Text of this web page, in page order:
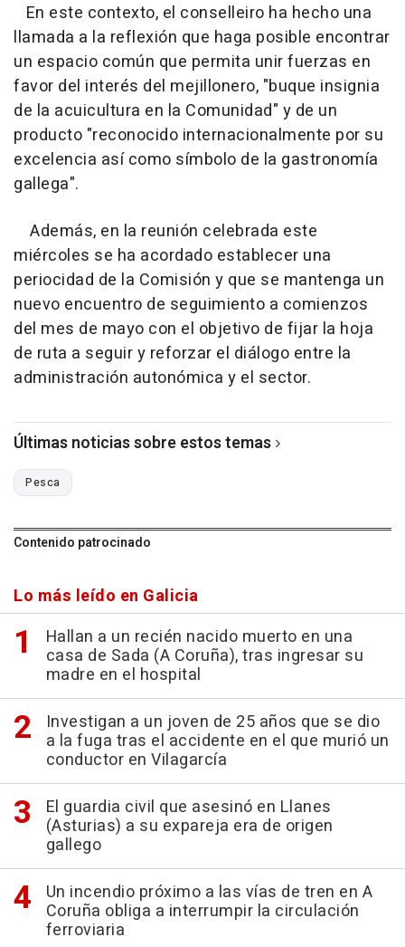
En este contexto, el conselleiro ha hecho una
llamada a la reflexión que haga posible encontrar
un espacio común que permita unir fuerzas en
favor del interés del mejillonero, "buque insignia
de la acuicultura en la Comunidad" y de un
producto "reconocido internacionalmente por su
excelencia así como símbolo de la gastronomía
gallega".
Además, en la reunión celebrada este
miércoles se ha acordado establecer una
periocidad de la Comisión y que se mantenga un
nuevo encuentro de seguimiento a comienzos
del mes de mayo con el objetivo de fijar la hoja
de ruta a seguir y reforzar el diálogo entre la
administración autonómica y el sector.
Últimas noticias sobre estos temas
Pesca
Contenido patrocinado
Lo más leído en Galicia
Hallan a un recién nacido muerto en una
casa de Sada (A Coruña), tras ingresar su
madre en el hospital
Investigan a un joven de 25 años que se dio
a la fuga tras el accidente en el que murió un
conductor en Vilagarcía
El guardia civil que asesinó en Llanes
(Asturias) a su expareja era de origen
gallego
Un incendio próximo a las vías de tren en A
Coruña obliga a interrumpir la circulación
ferroviaria